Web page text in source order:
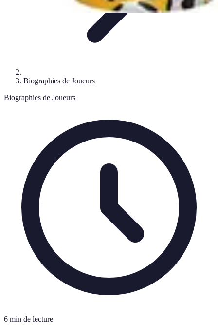
Biographies de Joueurs
Biographies de Joueurs
6 min de lecture